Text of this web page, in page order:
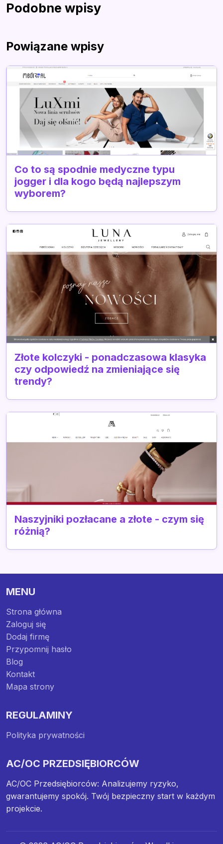
Podobne wpisy
Powiązane wpisy
Co to są spodnie medyczne typu
jogger i dla kogo będą najlepszym
wyborem?
Złote kolczyki - ponadczasowa klasyka
czy odpowiedź na zmieniające się
trendy?
Naszyjniki pozłacane a złote - czym się
różnią?
MENU
Strona główna
Zaloguj się
Dodaj firmę
Przypomnij hasło
Blog
Kontakt
Mapa strony
REGULAMINY
Polityka prywatności
AC/OC PRZEDSIĘBIORCÓW
AC/OC Przedsiębiorców: Analizujemy ryzyko,
gwarantujemy spokój. Twój bezpieczny start w każdym
projekcie.